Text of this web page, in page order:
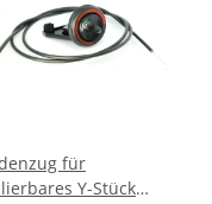
für
Y-Stück